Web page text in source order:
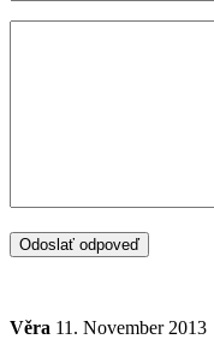
Věra 11. November 2013